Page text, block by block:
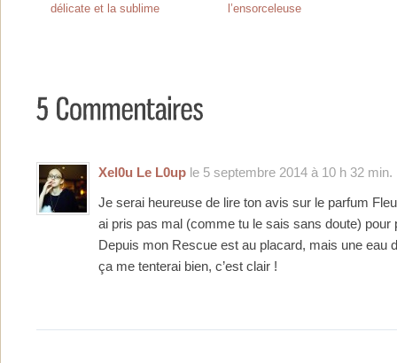
délicate et la sublime
l’ensorceleuse
Xel0u Le L0up le 5 septembre 2014 à 10 h 32 min.
Je serai heureuse de lire ton avis sur le parfum
ai pris pas mal (comme tu le sais sans doute)
Depuis mon Rescue est au placard, mais une eau
ça me tenterai bien, c’est clair !